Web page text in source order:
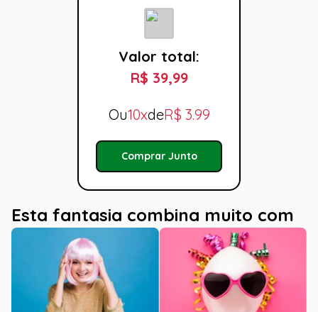
Valor total:
R$ 39,99
Ou10xdeR$ 3.99
Comprar Junto
Esta fantasia combina muito com